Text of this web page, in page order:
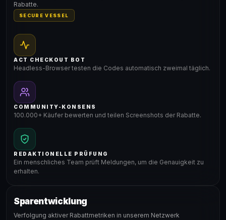
Rabatte.
SECURE VESSEL
ACT CHECKOUT BOT
Headless-Browser testen die Codes automatisch zweimal täglich.
COMMUNITY-KONSENS
100.000+ Käufer bewerten und teilen Screenshots der Rabatte.
REDAKTIONELLE PRÜFUNG
Ein menschliches Team prüft Meldungen, um die Genauigkeit zu
erhalten.
Sparentwicklung
Verfolgung aktiver Rabattmetriken in unserem Netzwerk